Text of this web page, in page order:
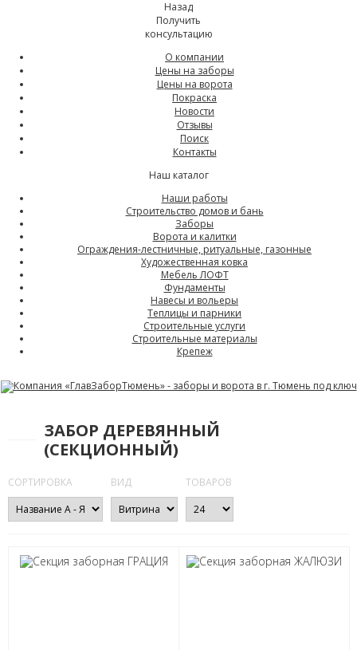
Назад
Получить
консультацию
О компании
Цены на заборы
Цены на ворота
Покраска
Новости
Отзывы
Поиск
Контакты
Наш каталог
Наши работы
Строительство домов и бань
Заборы
Ворота и калитки
Ограждения-лестничные, ритуальные, газонные
Художественная ковка
Мебель ЛОФТ
Фундаменты
Навесы и вольеры
Теплицы и парники
Строительные услуги
Строительные материалы
Крепеж
ЗАБОР ДЕРЕВЯННЫЙ
(СЕКЦИОННЫЙ)
СОРТИРОВКА ВИД ТОВАРОВ